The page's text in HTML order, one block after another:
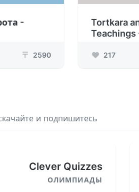
-
₸ 2590
Tortkara
Teachings
217
и подпишитесь
Clever Quizzes
ОЛИМПИАДЫ